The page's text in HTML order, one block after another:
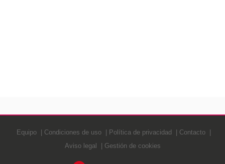
Equipo Condiciones de uso Política de privacidad
Contacto
Aviso legal
Gestión de cookies